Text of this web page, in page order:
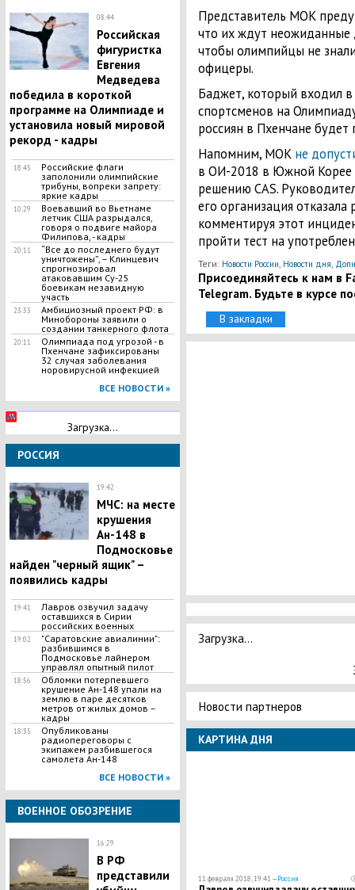
08:44
Российская
фигуристка
Евгения
Медведева
победила в короткой
программе на Олимпиаде и
установила новый мировой
рекорд - кадры
18:45
Российские флаги
заполонили олимпийские
трибуны, вопреки запрету:
яркие кадры
10:29
Воевавший во Вьетнаме
летчик США разрыдался,
говоря о подвиге майора
Филипова, - кадры
20:11
“Все до последнего будут
уничтожены”, – Клинцевич
спрогнозировал
атаковавшим Су-25
боевикам незавидную
участь
23:33
Амбициозный проект РФ: в
Минобороны заявили о
создании танкерного флота
20:11
Олимпиада под угрозой - в
Пхенчане зафиксированы
32 случая заболевания
норовирусной инфекцией
ВСЕ НОВОСТИ »
Загрузка...
РОССИЯ
19:42
​МЧС: на месте
крушения
Ан-148 в
Подмосковье
найден "черный ящик" –
появились кадры
19:41
Лавров озвучил задачу
оставшихся в Сирии
российских военных
19:02
​"Саратовские авиалинии":
разбившимся в
Подмосковье лайнером
управлял опытный пилот
18:56
Обломки потерпевшего
крушение Ан-148 упали на
землю в паре десятков
метров от жилых домов –
кадры
18:35
Опубликованы
радиопереговоры с
экипажем разбившегося
самолета Ан-148
ВСЕ НОВОСТИ »
ВОЕННОЕ ОБОЗРЕНИЕ
16:29
В РФ
представили
Представитель МОК
что их ждут неожиданные
чтобы олимпийцы не
офицеры.
Баджет, который входил
спортсменов на
россиян в Пхенчане
Напомним, МОК не
в ОИ-2018 в Южной Корее
решению CAS.
его организация
комментируя этот
пройти тест на
Теги: Новости России, Новости дня,
Присоединяйтесь к нам в
Telegram. Будьте в курсе
В закладки
Загрузка...
Новости партнеров
КАРТИНА ДНЯ
11 февраля 2018, 19:41 —Россия